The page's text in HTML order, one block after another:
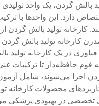
بالش گردن، یک واحد
دارد. این واحدها با
کارخانه تولید بالش گردن
کارخانه تولید بالش
در یک کارخانه
فوم حافظه‌دار تا ترکیبات
اجرا می‌شوند، شامل آزمون
محصولات کارخانه
تخصصی در بهبودی پزشکی